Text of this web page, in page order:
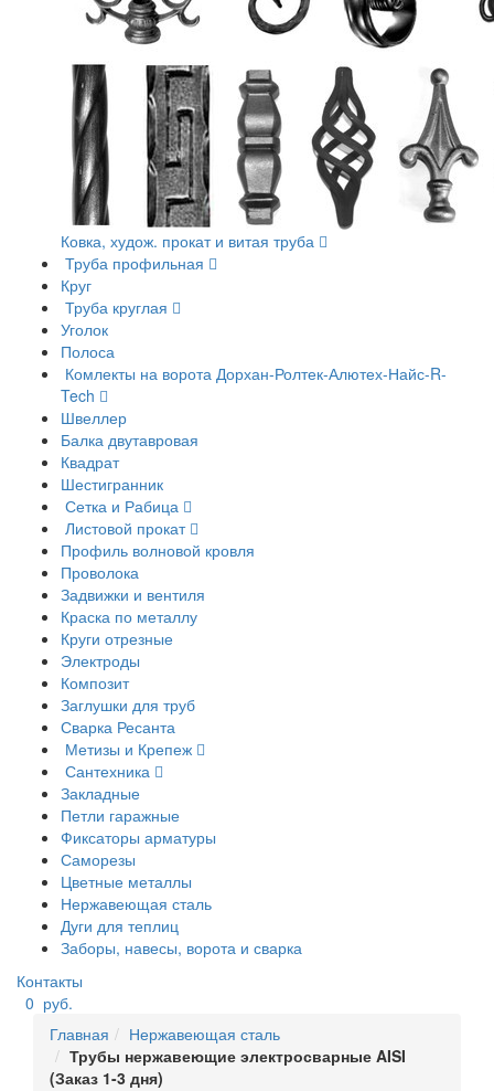
Ковка, худож. прокат и витая труба
Труба профильная
Круг
Труба круглая
Уголок
Полоса
Комлекты на ворота Дорхан-Ролтек-Алютех-Найс-R-
Tech
Швеллер
Балка двутавровая
Квадрат
Шестигранник
Сетка и Рабица
Листовой прокат
Профиль волновой кровля
Проволока
Задвижки и вентиля
Краска по металлу
Круги отрезные
Электроды
Композит
Заглушки для труб
Сварка Ресанта
Метизы и Крепеж
Сантехника
Закладные
Петли гаражные
Фиксаторы арматуры
Саморезы
Цветные металлы
Нержавеющая сталь
Дуги для теплиц
Заборы, навесы, ворота и сварка
Контакты
0 руб.
Главная
Нержавеющая сталь
Трубы нержавеющие электросварные AISI
(Заказ 1-3 дня)